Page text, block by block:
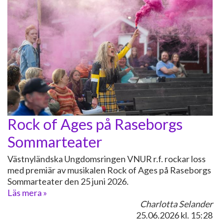
Rock of Ages på Raseborgs
Sommarteater
Västnyländska Ungdomsringen VNUR r.f. rockar loss
med premiär av musikalen Rock of Ages på Raseborgs
Sommarteater den 25 juni 2026.
Läs mera »
Charlotta Selander
25.06.2026kl. 15:28